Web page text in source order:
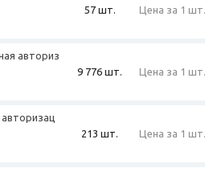
57 шт. Цена за 1 шт.
авториз
9 776 шт. Цена за 1 шт.
213 шт. Цена за 1 шт.